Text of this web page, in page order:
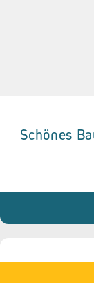
Details zum
• Altbestand
•
•
Schönes